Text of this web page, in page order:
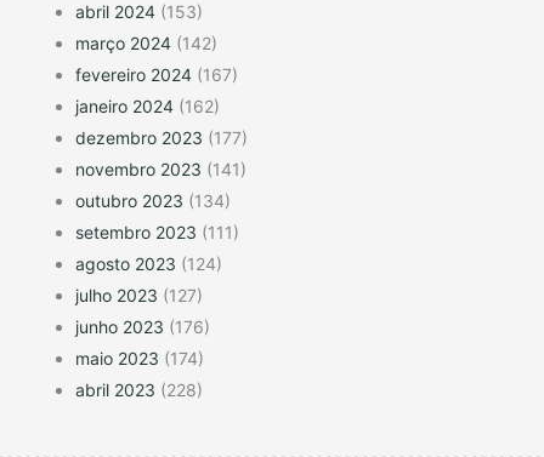
abril 2024 (153)
março 2024 (142)
fevereiro 2024 (167)
janeiro 2024 (162)
dezembro 2023 (177)
novembro 2023 (141)
outubro 2023 (134)
setembro 2023 (111)
agosto 2023 (124)
julho 2023 (127)
junho 2023 (176)
maio 2023 (174)
abril 2023 (228)